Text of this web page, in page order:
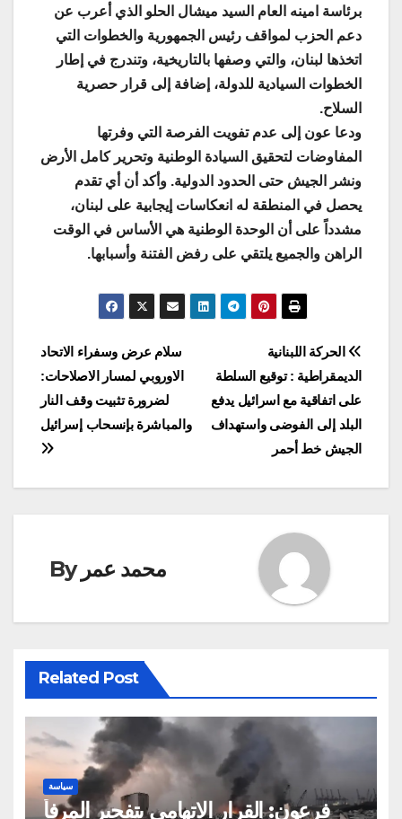
برئاسة امينه العام السيد ميشال الحلو الذي أعرب عن
دعم الحزب لمواقف رئيس الجمهورية والخطوات التي
اتخذها لبنان، والتي وصفها بالتاريخية، وتندرج في إطار
الخطوات السيادية للدولة، إضافة إلى قرار حصرية
السلاح.
ودعا عون إلى عدم تفويت الفرصة التي وفرتها
المفاوضات لتحقيق السيادة الوطنية وتحرير كامل الأرض
ونشر الجيش حتى الحدود الدولية. وأكد أن أي تقدم
يحصل في المنطقة له انعكاسات إيجابية على لبنان،
مشدداً على أن الوحدة الوطنية هي الأساس في الوقت
الراهن والجميع يلتقي على رفض الفتنة وأسبابها.
Post
navigation
سلام عرض وسفراء الاتحاد
الاوروبي لمسار الاصلاحات:
لضرورة تثبيت وقف النار
والمباشرة بإنسحاب إسرائيل
الحركة اللبنانية
الديمقراطية : توقيع السلطة
على اتفاقية مع اسرائيل يدفع
البلد إلى الفوضى واستهداف
الجيش خط أحمر
By محمد عمر
Related Post
سياسة
فرعون: القرار الاتهامي بتفجير المرفأ